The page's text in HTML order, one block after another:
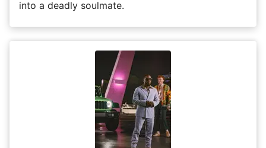
into a deadly soulmate.